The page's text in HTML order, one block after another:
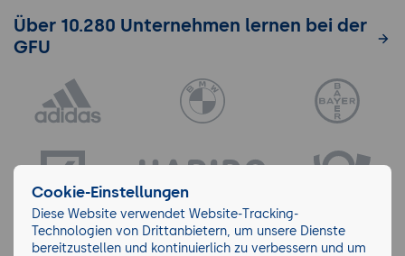
Über 10.280 Unternehmen lernen bei der
GFU
Cookie-Einstellungen
Diese Website verwendet Website-Tracking-
Technologien von Drittanbietern, um unsere Dienste
bereitzustellen und kontinuierlich zu verbessern und um